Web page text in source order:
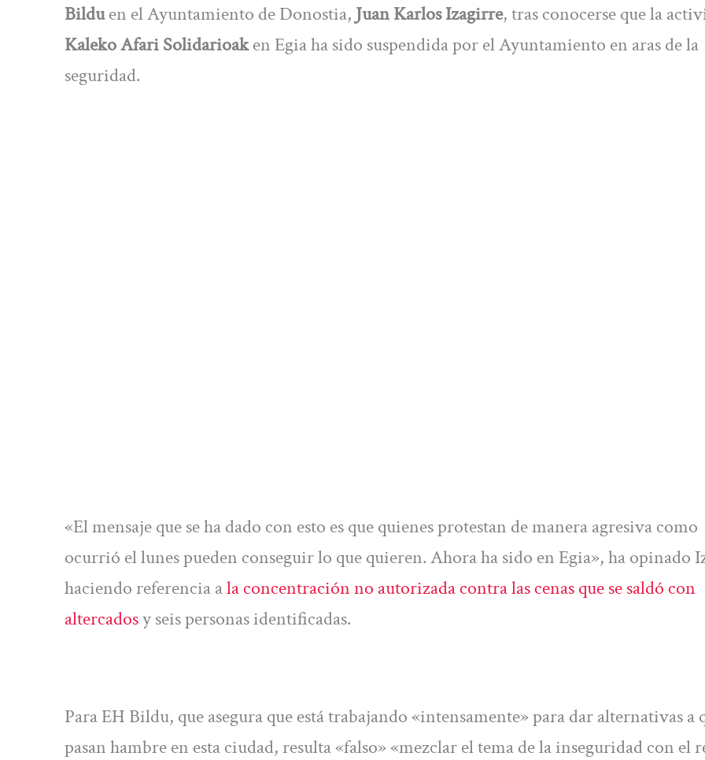
Bilduen el Ayuntamiento de Donostia, Juan Karlos Izagirre, tras conocerse que la
Kaleko Afari Solidarioaken Egia ha sido suspendida por el Ayuntamiento en aras de la
seguridad.
«El mensaje que se ha dado con esto es que quienes protestan de manera agresiva como
ocurrió el lunes pueden conseguir lo que quieren. Ahora ha sido en Egia», ha opinado
haciendo referencia ala concentración no autorizada contra las cenas que se saldó con
altercadosy seis personas identificadas.
Para EH Bildu, que asegura que está trabajando «intensamente» para dar alternativas a
pasan hambre en esta ciudad, resulta «falso» «mezclar el tema de la inseguridad con el